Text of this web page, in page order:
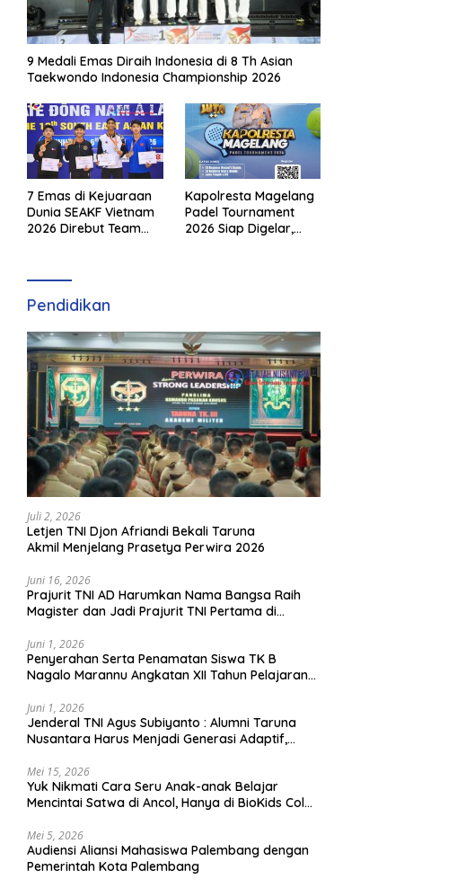
9 Medali Emas Diraih Indonesia di 8 Th Asian
Taekwondo Indonesia Championship 2026
7 Emas di Kejuaraan
Dunia SEAKF Vietnam
2026 Direbut Team
Kapolresta Magelang
Padel Tournament
2026 Siap Digelar,
Pendidikan
Juli 2, 2026
Letjen TNI Djon Afriandi Bekali Taruna
Akmil Menjelang Prasetya Perwira 2026
Juni 16, 2026
Prajurit TNI AD Harumkan Nama Bangsa Raih
Magister dan Jadi Prajurit TNI Pertama di
Juni 1, 2026
Penyerahan Serta Penamatan Siswa TK B
Nagalo Marannu Angkatan XII Tahun Pelajaran
Juni 1, 2026
Jenderal TNI Agus Subiyanto : Alumni Taruna
Nusantara Harus Menjadi Generasi Adaptif,
Mei 15, 2026
Yuk Nikmati Cara Seru Anak-anak Belajar
Mencintai Satwa di Ancol, Hanya di BioKids Color
Mei 5, 2026
Audiensi Aliansi Mahasiswa Palembang dengan
Pemerintah Kota Palembang